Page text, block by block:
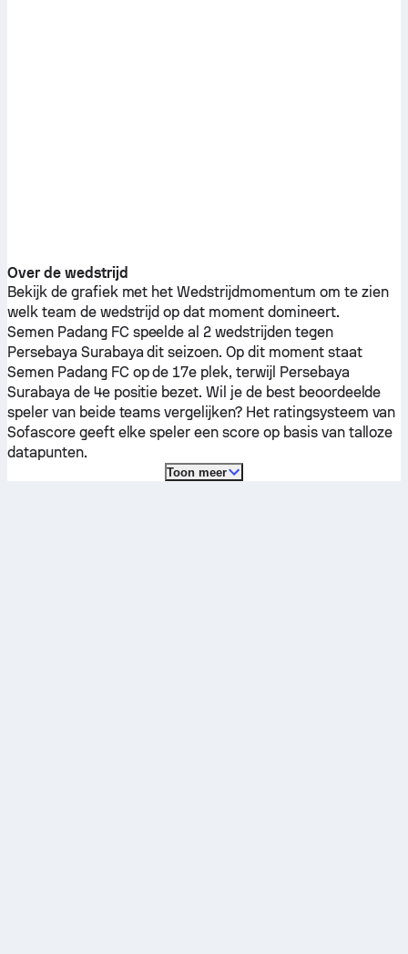
Over de wedstrijd
Bekijk de grafiek met het Wedstrijdmomentum om te zien
welk team de wedstrijd op dat moment domineert.
Semen Padang FC speelde al 2 wedstrijden tegen
Persebaya Surabaya dit seizoen. Op dit moment staat
Semen Padang FC op de 17e plek, terwijl Persebaya
Surabaya de 4e positie bezet. Wil je de best beoordeelde
speler van beide teams vergelijken? Het ratingsysteem van
Sofascore geeft elke speler een score op basis van talloze
datapunten.
Toon meer